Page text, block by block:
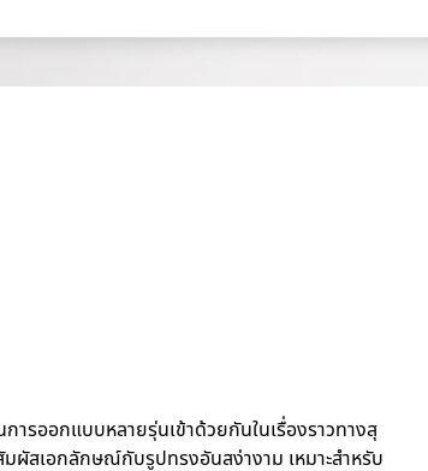
รออกแบบหลายรุ่นเข้าด้วยกันในเรื่องราวทางสุ
ผัสเอกลักษณ์กับรูปทรงอันสง่างาม เหมาะสำหรับ